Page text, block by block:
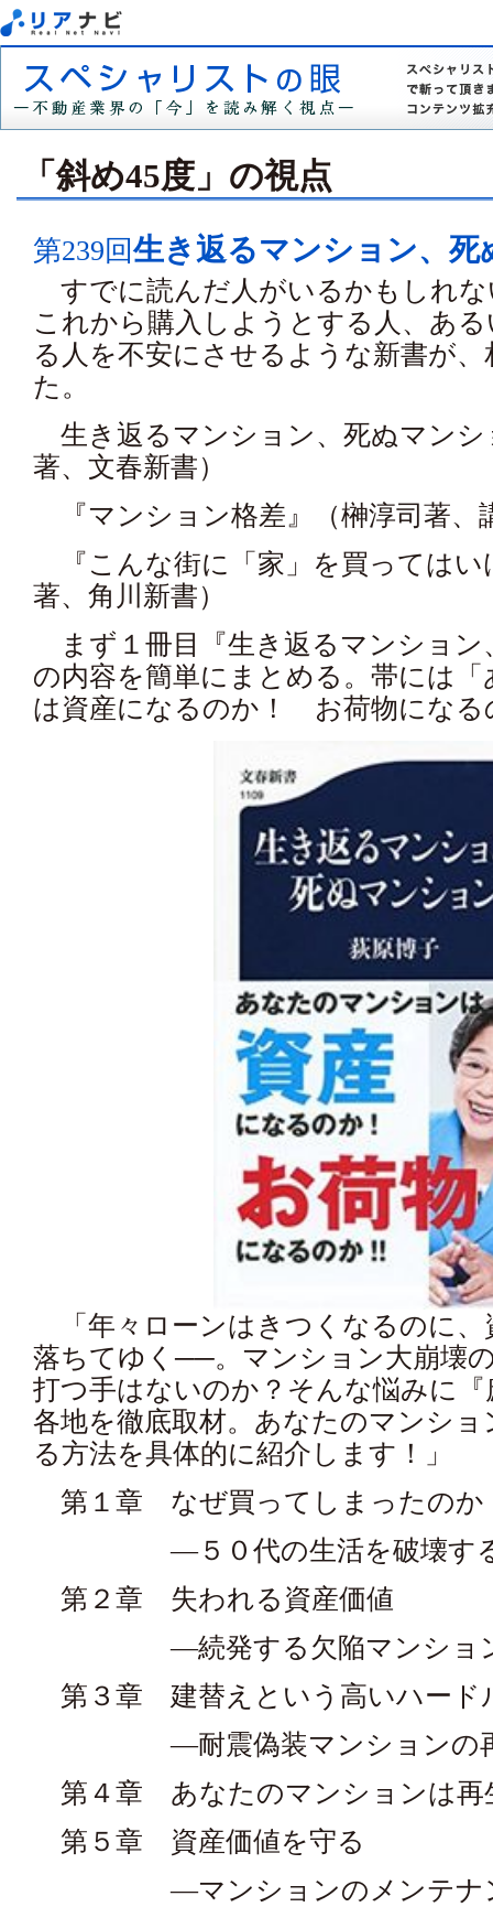
「斜め45度」の視点
第239回生き返るマンション、死
すでに読んだ人がいるかもしれ
これから購入しようとする人、あ
る人を不安にさせるような新書が
た。
生き返るマンション、死ぬマンシ
著、文春新書）
『マンション格差』（榊淳司著、
『こんな街に「家」を買ってはい
著、角川新書）
まず１冊目『生き返るマンション
の内容を簡単にまとめる。帯には
は資産になるのか！ お荷物になる
「年々ローンはきつくなるのに、
落ちてゆく──。マンション大崩壊
打つ手はないのか？そんな悩みに
各地を徹底取材。あなたのマンシ
る方法を具体的に紹介します！」
第１章 なぜ買ってしまったのか
―５０代の生活を破壊する
第２章 失われる資産価値
―続発する欠陥マンショ
第３章 建替えという高いハード
―耐震偽装マンションの再
第４章 あなたのマンションは再
第５章 資産価値を守る
―マンションのメンテナン